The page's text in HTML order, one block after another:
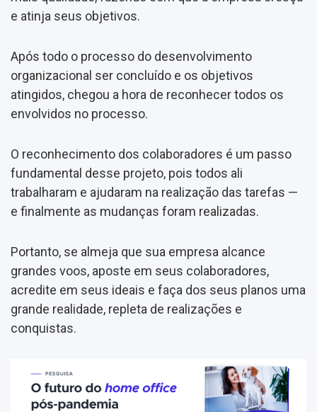
e atinja seus objetivos.
Após todo o processo do desenvolvimento
organizacional ser concluído e os objetivos
atingidos, chegou a hora de reconhecer todos os
envolvidos no processo.
O reconhecimento dos colaboradores é um passo
fundamental desse projeto, pois todos ali
trabalharam e ajudaram na realização das tarefas —
e finalmente as mudanças foram realizadas.
Portanto, se almeja que sua empresa alcance
grandes voos, aposte em seus colaboradores,
acredite em seus ideais e faça dos seus planos uma
grande realidade, repleta de realizações e
conquistas.